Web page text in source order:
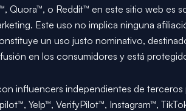
Quora™, o Reddit™ en este sitio web es
Este uso no implica ninguna
un uso justo nominativo,
en los consumidores y está
influencers independientes de
Yelp™, VerifyPilot™, Instagram™,